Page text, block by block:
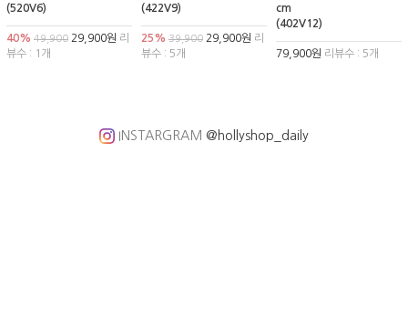
(520V6)
40% 49,900 29,900원 리
뷰수 : 1개
(422V9)
25% 39,90029,900원 리
뷰수 : 5개
cm
(402V12)
79,900원 리뷰수 : 5개
INSTARGRAM @hollyshop_daily